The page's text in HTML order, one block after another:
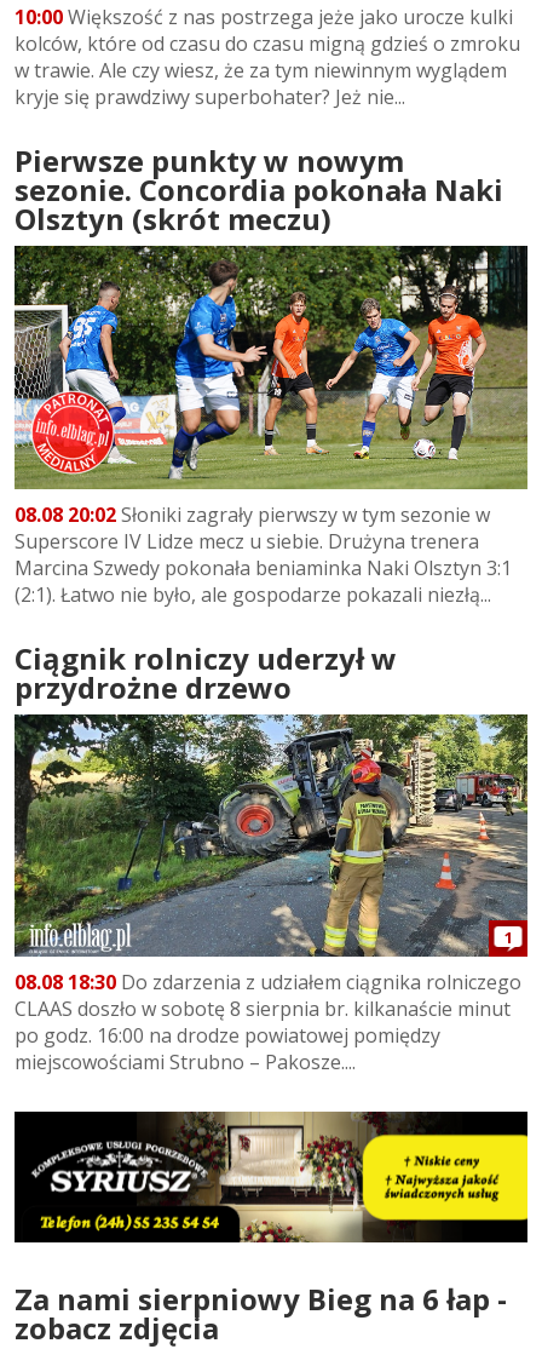
10:00Większość z nas postrzega jeże jako urocze kulki
kolców, które od czasu do czasu migną gdzieś o zmroku
w trawie. Ale czy wiesz, że za tym niewinnym wyglądem
kryje się prawdziwy superbohater? Jeż nie...
Pierwsze punkty w nowym
sezonie. Concordia pokonała Naki
Olsztyn (skrót meczu)
08.08 20:02Słoniki zagrały pierwszy w tym sezonie w
Superscore IV Lidze mecz u siebie. Drużyna trenera
Marcina Szwedy pokonała beniaminka Naki Olsztyn 3:1
(2:1). Łatwo nie było, ale gospodarze pokazali niezłą...
Ciągnik rolniczy uderzył w
przydrożne drzewo
1
08.08 18:30 Do zdarzenia z udziałem ciągnika rolniczego
CLAAS doszło w sobotę 8 sierpnia br. kilkanaście minut
po godz. 16:00 na drodze powiatowej pomiędzy
miejscowościami Strubno – Pakosze....
Za nami sierpniowy Bieg na 6 łap -
zobacz zdjęcia